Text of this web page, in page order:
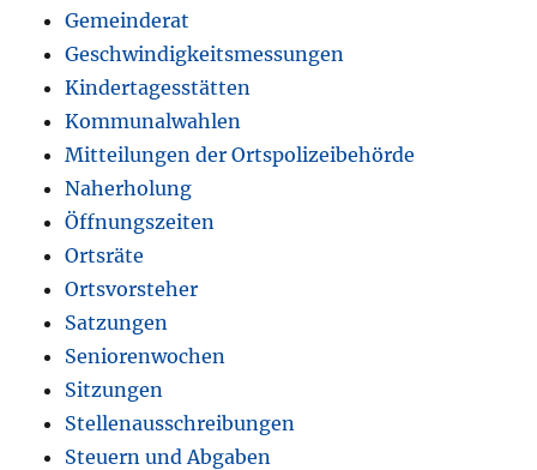
Gemeinderat
Geschwindigkeitsmessungen
Kindertagesstätten
Kommunalwahlen
Mitteilungen der Ortspolizeibehörde
Naherholung
Öffnungszeiten
Ortsräte
Ortsvorsteher
Satzungen
Seniorenwochen
Sitzungen
Stellenausschreibungen
Steuern und Abgaben